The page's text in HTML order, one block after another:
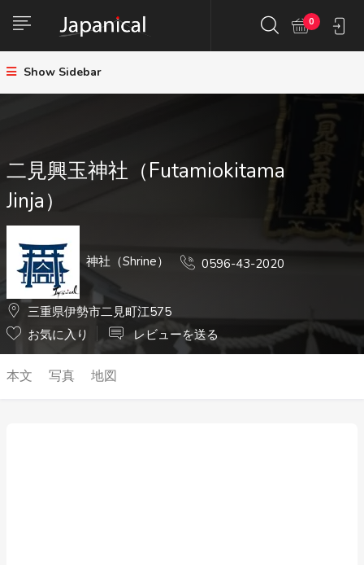
0
Show Sidebar
二見興玉神社（Futamiokitama
Jinja）
神社（Shrine） 0596-43-2020
三重県伊勢市二見町江575
お気に入り
レビューを送る
本文 写真 地図